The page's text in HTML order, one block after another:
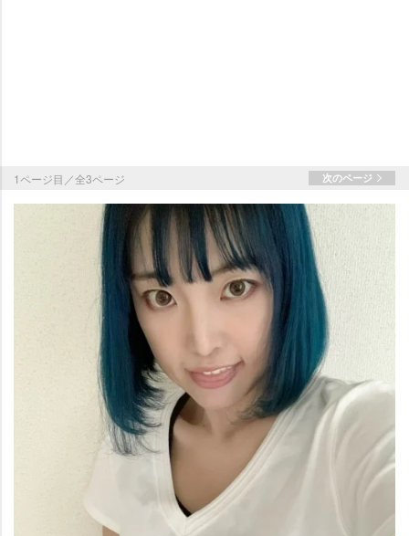
1ページ目／全3ページ 次のページ